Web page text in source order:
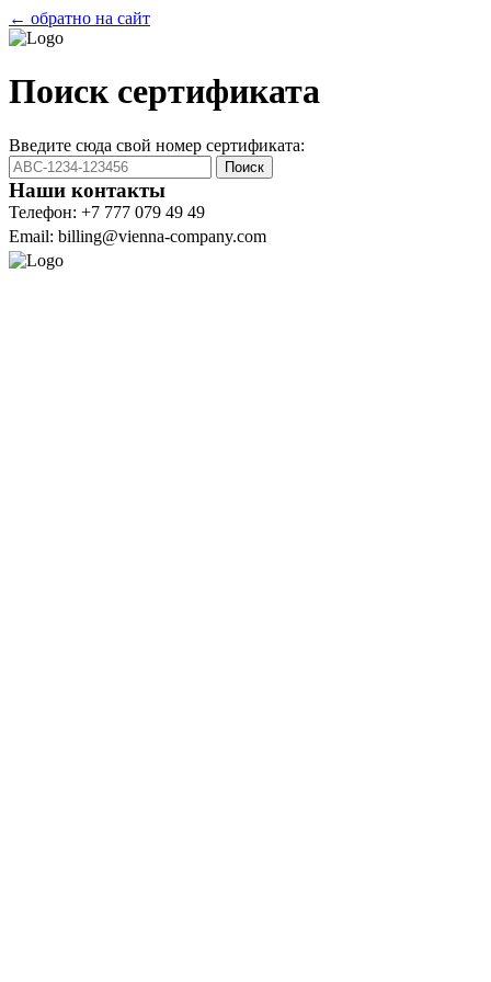
← обратно на сайт
Поиск сертификата
Введите сюда свой номер сертификата:
Поиск
Наши контакты
Телефон: +7 777 079 49 49
Email: billing@vienna-company.com